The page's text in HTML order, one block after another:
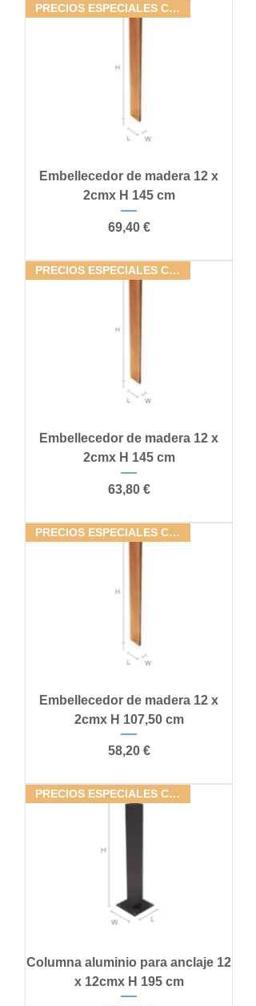
PRECIOS ESPECIALES CONJUNTOS
Embellecedor de madera 12 x
2cmx H 145 cm
Precio
69,40 €
PRECIOS ESPECIALES CONJUNTOS
Embellecedor de madera 12 x
2cmx H 145 cm
Precio
63,80 €
PRECIOS ESPECIALES CONJUNTOS
Embellecedor de madera 12 x
2cmx H 107,50 cm
Precio
58,20 €
PRECIOS ESPECIALES CONJUNTOS
Columna aluminio para anclaje 12
x 12cmx H 195 cm